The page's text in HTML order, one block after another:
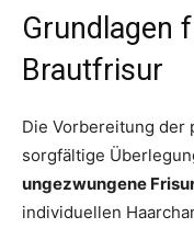
Grundlagen
Brautfrisur
Die Vorbereitung
sorgfältige
ungezwungene
individuellen